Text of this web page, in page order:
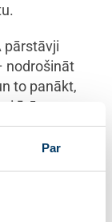
Par
pārstāvji
nodrošināt
to panākt,
sasniegta.
Kolkas
piekrastes